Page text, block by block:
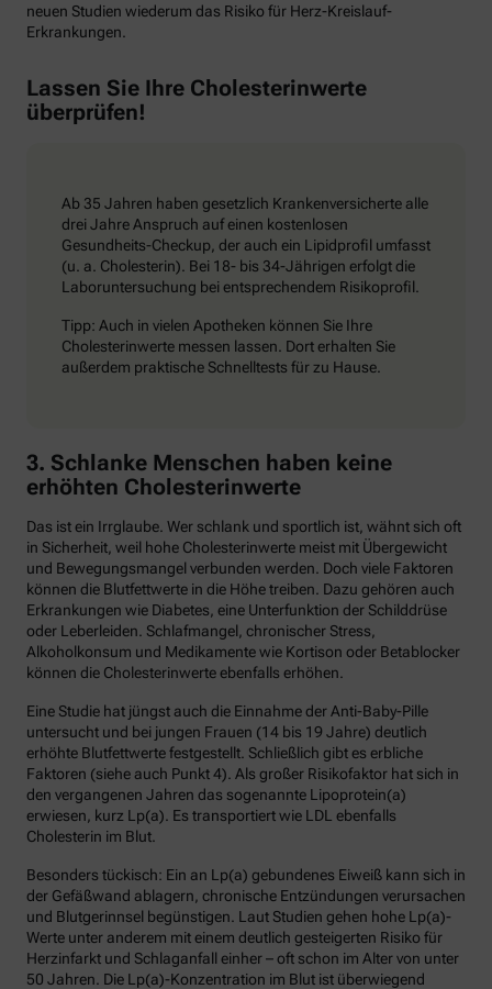
neuen Studien wiederum das Risiko für Herz-Kreislauf-
Erkrankungen.
Lassen Sie Ihre Cholesterinwerte
überprüfen!
Ab 35 Jahren haben gesetzlich Krankenversicherte alle
drei Jahre Anspruch auf einen kostenlosen
Gesundheits-Checkup, der auch ein Lipidprofil umfasst
(u. a. Cholesterin). Bei 18- bis 34-Jährigen erfolgt die
Laboruntersuchung bei entsprechendem Risikoprofil.
Tipp: Auch in vielen Apotheken können Sie Ihre
Cholesterinwerte messen lassen. Dort erhalten Sie
außerdem praktische Schnelltests für zu Hause.
3. Schlanke Menschen haben keine
erhöhten Cholesterinwerte
Das ist ein Irrglaube. Wer schlank und sportlich ist, wähnt sich oft
in Sicherheit, weil hohe Cholesterinwerte meist mit Übergewicht
und Bewegungsmangel verbunden werden. Doch viele Faktoren
können die Blutfettwerte in die Höhe treiben. Dazu gehören auch
Erkrankungen wie Diabetes, eine Unterfunktion der Schilddrüse
oder Leberleiden. Schlafmangel, chronischer Stress,
Alkoholkonsum und Medikamente wie Kortison oder Betablocker
können die Cholesterinwerte ebenfalls erhöhen.
Eine Studie hat jüngst auch die Einnahme der Anti-Baby-Pille
untersucht und bei jungen Frauen (14 bis 19 Jahre) deutlich
erhöhte Blutfettwerte festgestellt. Schließlich gibt es erbliche
Faktoren (siehe auch Punkt 4). Als großer Risikofaktor hat sich in
den vergangenen Jahren das sogenannte Lipoprotein(a)
erwiesen, kurz Lp(a). Es transportiert wie LDL ebenfalls
Cholesterin im Blut.
Besonders tückisch: Ein an Lp(a) gebundenes Eiweiß kann sich in
der Gefäßwand ablagern, chronische Entzündungen verursachen
und Blutgerinnsel begünstigen. Laut Studien gehen hohe Lp(a)-
Werte unter anderem mit einem deutlich gesteigerten Risiko für
Herzinfarkt und Schlaganfall einher – oft schon im Alter von unter
50 Jahren. Die Lp(a)-Konzentration im Blut ist überwiegend